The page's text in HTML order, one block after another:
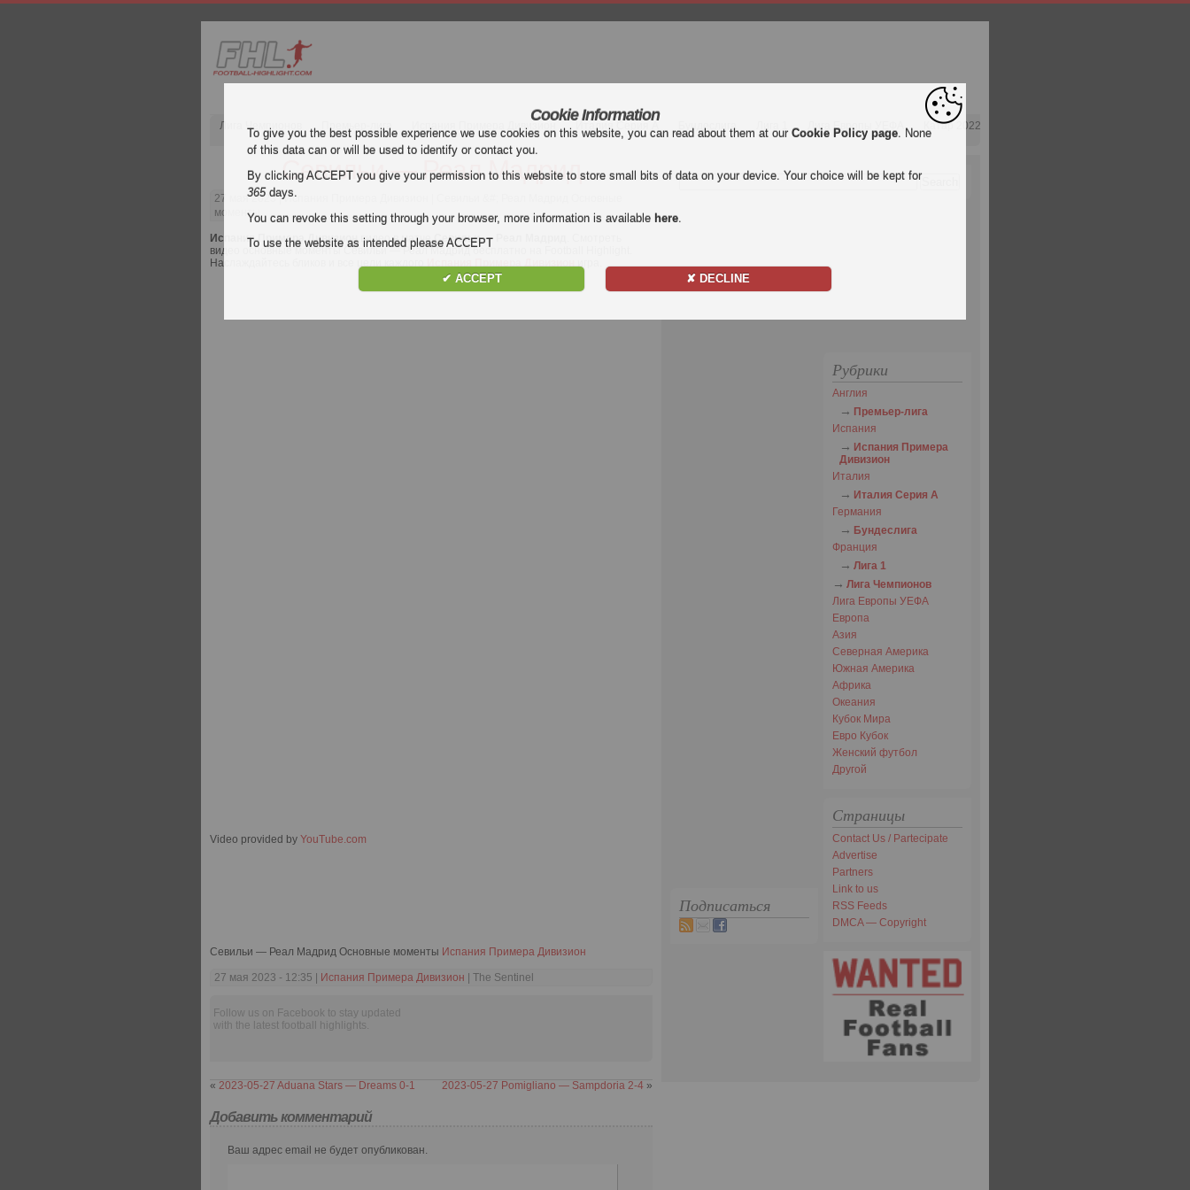
Лига Чемпионов Премьер-лига Испания Примера Дивизион Италия Серия А Бундеслига Лига 1 Лига Европы УЕФА Катар 2022
Севильи — Реал Мадрид
27 мая 2023| Испания Примера Дивизион | Севильи &#; Реал Мадрид Основные
моменты
Испания Примера Дивизионвидео в матчеСевильи — Реал Мадрид
видео основные моменты Севильи — Реал Мадрид бесплатно на Football Highlight.
Наслаждайтесь бликов и все цели каждого
Испания Примера Дивизион игра.
Video provided by YouTube.com
Севильи — Реал Мадрид Основные моменты Испания Примера Дивизион
27 мая 2023 - 12:35 | Испания Примера Дивизион | The Sentinel
Follow us on Facebook to stay updated
with the latest football highlights.
« 2023-05-27 Aduana Stars — Dreams 0-1 2023-05-27 Pomigliano — Sampdoria 2-4 »
Добавить комментарий
Ваш адрес email не будет опубликован.
Подписаться
Рубрики
Англия
Премьер-лига
Испания
Испания Примера
Дивизион
Италия
Италия Серия А
Германия
Бундеслига
Франция
Лига 1
Лига Чемпионов
Лига Европы УЕФА
Европа
Азия
Северная Америка
Южная Америка
Африка
Океания
Кубок Мира
Евро Кубок
Женский футбол
Другой
Страницы
Contact Us / Partecipate
Advertise
Partners
Link to us
RSS Feeds
DMCA — Copyright
Cookie Information
To give you the best possible experience we use cookies on this website, you can read about them at our Cookie Policy page. None
of this data can or will be used to identify or contact you.
By clicking ACCEPT you give your permission to this website to store small bits of data on your device. Your choice will be kept for
365days.
You can revoke this setting through your browser, more information is available here.
To use the website as intended please ACCEPT
✔ ACCEPT ✘ DECLINE